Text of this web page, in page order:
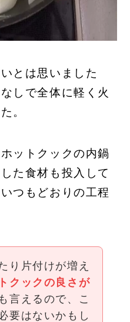
とは思いました
しで全体に軽く火
。
ットクックの内鍋
た食材も投入して
つもどおりの工程
り片付けが増え
クックの良さが
言えるので、こ
要はないかもし